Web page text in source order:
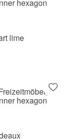
lime